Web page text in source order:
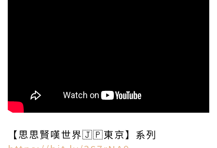
【思思賢嘆世界🇯🇵東京】系列